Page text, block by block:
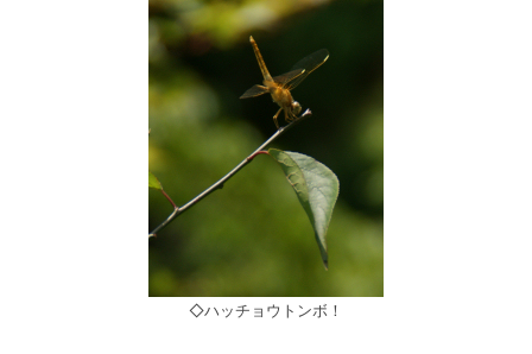
◇ハッチョウトンボ！